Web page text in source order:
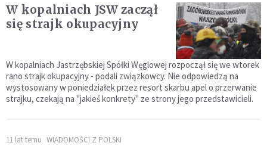
W kopalniach JSW zaczął
się strajk okupacyjny
W kopalniach Jastrzębskiej Spółki Węglowej rozpoczął się we wtorek
rano strajk okupacyjny - podali związkowcy. Nie odpowiedzą na
wystosowany w poniedziałek przez resort skarbu apel o przerwanie
strajku, czekają na "jakieś konkrety" ze strony jego przedstawicieli.
11 lat temu WIADOMOŚCI Z POLSKI